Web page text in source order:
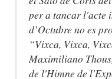
per a tancar l'acte
d’Octubre no es
“Vixca, Vixca,
Maximiliano
de l'Himne de